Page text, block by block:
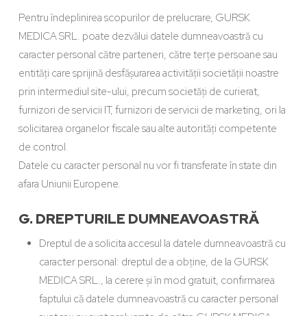
Pentru îndeplinirea scopurilor de prelucrare, GURSK
MEDICA SRL. poate dezvălui datele dumneavoastră cu
caracter personal către parteneri, către terțe persoane sau
entități care sprijină desfășurarea activității societății noastre
prin intermediul site-ului, precum societăți de curierat,
furnizori de servicii IT, furnizori de servicii de marketing, ori la
solicitarea organelor fiscale sau alte autorități competente
de control.
Datele cu caracter personal nu vor fi transferate în state din
afara Uniunii Europene.
G. DREPTURILE DUMNEAVOASTRĂ
Dreptul de a solicita accesul la datele dumneavoastră cu
caracter personal: dreptul de a obține, de la GURSK
MEDICA SRL., la cerere și în mod gratuit, confirmarea
faptului că datele dumneavoastră cu caracter personal